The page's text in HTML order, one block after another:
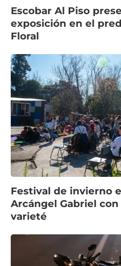
Escobar Al Piso
exposición en el
Floral
Festival de invierno
Arcángel Gabriel
varieté